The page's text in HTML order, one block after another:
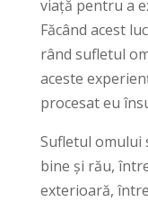
viață pentru a
Făcând acest
rând sufletul
aceste
procesat eu
Sufletul omului
bine și rău,
exterioară,